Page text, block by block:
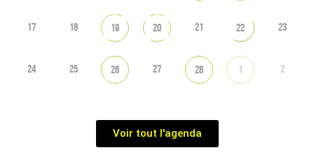
17 18 19 20 21 22 23
24 25 26 27 28 1 2
Voir tout l'agenda